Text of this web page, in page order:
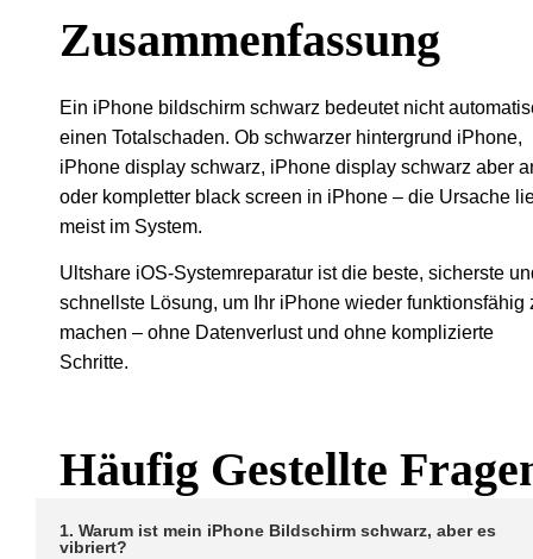
Zusammenfassung
Ein iPhone bildschirm schwarz bedeutet nicht
einen Totalschaden. Ob schwarzer hintergrund iPhone,
iPhone display schwarz, iPhone display schwarz aber
oder kompletter black screen in iPhone – die Ursache
meist im System.
Ultshare iOS-Systemreparatur ist die beste, sicherste
schnellste Lösung, um Ihr iPhone wieder funktionsfähig
machen – ohne Datenverlust und ohne komplizierte
Schritte.
Häufig Gestellte
1. Warum ist mein iPhone Bildschirm schwarz, aber es
vibriert?